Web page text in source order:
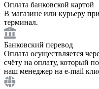
Оплата банковской картой
В магазине или курьеру
терминал.
Банковский перевод
Оплата осуществляется
счёту на оплату, который
наш менеджер на e-mail